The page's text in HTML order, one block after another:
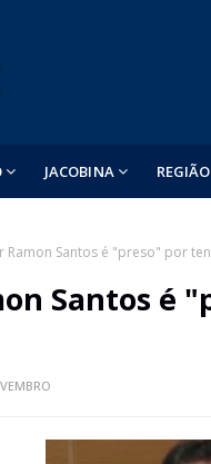
JACOBINA REGIÃO
Ramon Santos é "preso" por
Santos é